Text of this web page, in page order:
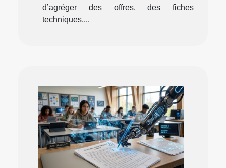
d’agréger des offres, des fiches
techniques,...